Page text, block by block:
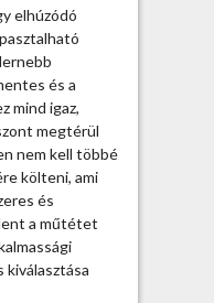
elhúzódó
és a
mind igaz,
megtérül
nem kell többé
költeni, ami
és
a műtétet